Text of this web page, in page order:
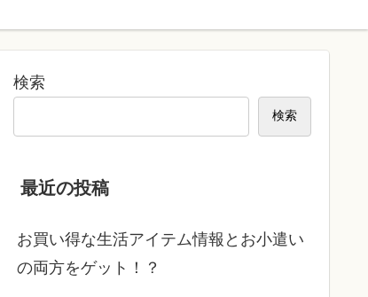
検索
検索
最近の投稿
お買い得な生活アイテム情報とお小遣い
の両方をゲット！？